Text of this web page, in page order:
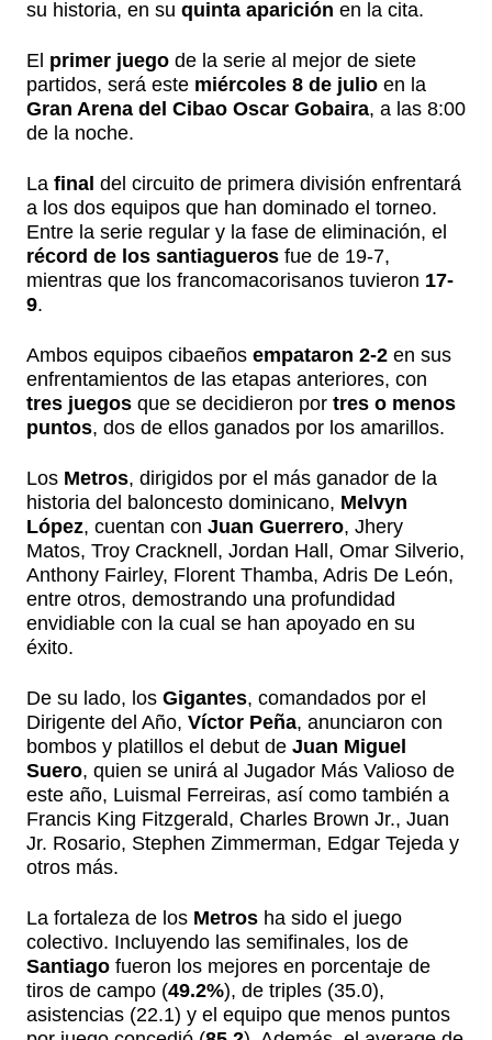
su historia, en su quinta aparición en la cita.
El primer juego de la serie al mejor de siete
partidos, será este miércoles 8 de julio en la
Gran Arena del Cibao Oscar Gobaira, a las 8:00
de la noche.
La final del circuito de primera división enfrentará
a los dos equipos que han dominado el torneo.
Entre la serie regular y la fase de eliminación, el
récord de los santiagueros fue de 19-7,
mientras que los francomacorisanos tuvieron 17-
9.
Ambos equipos cibaeños empataron 2-2 en sus
enfrentamientos de las etapas anteriores, con
tres juegos que se decidieron por tres o menos
puntos, dos de ellos ganados por los amarillos.
Los Metros, dirigidos por el más ganador de la
historia del baloncesto dominicano, Melvyn
López, cuentan con Juan Guerrero, Jhery
Matos, Troy Cracknell, Jordan Hall, Omar Silverio,
Anthony Fairley, Florent Thamba, Adris De León,
entre otros, demostrando una profundidad
envidiable con la cual se han apoyado en su
éxito.
De su lado, los Gigantes, comandados por el
Dirigente del Año, Víctor Peña, anunciaron con
bombos y platillos el debut de Juan Miguel
Suero, quien se unirá al Jugador Más Valioso de
este año, Luismal Ferreiras, así como también a
Francis King Fitzgerald, Charles Brown Jr., Juan
Jr. Rosario, Stephen Zimmerman, Edgar Tejeda y
otros más.
La fortaleza de los Metros ha sido el juego
colectivo. Incluyendo las semifinales, los de
Santiago fueron los mejores en porcentaje de
tiros de campo (49.2%), de triples (35.0),
asistencias (22.1) y el equipo que menos puntos